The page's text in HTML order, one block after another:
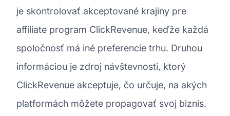
je skontrolovať akceptované krajiny pre
affiliate program ClickRevenue, keďže každá
spoločnosť má iné preferencie trhu. Druhou
informáciou je zdroj návštevnosti, ktorý
ClickRevenue akceptuje, čo určuje, na akých
platformách môžete propagovať svoj biznis.